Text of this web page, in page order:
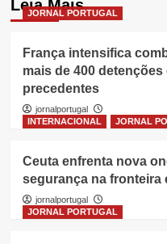
Leia Mais
JORNAL PORTUGAL
França intensifica
mais de 400 detenções
precedentes
jornalportugal
INTERNACIONAL
JORNAL
Ceuta enfrenta nova
segurança na fronteira
jornalportugal
JORNAL PORTUGAL